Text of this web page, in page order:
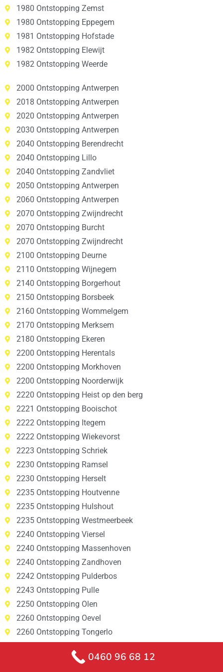
1980 Ontstopping Zemst
1980 Ontstopping Eppegem
1981 Ontstopping Hofstade
1982 Ontstopping Elewijt
1982 Ontstopping Weerde
2000 Ontstopping Antwerpen
2018 Ontstopping Antwerpen
2020 Ontstopping Antwerpen
2030 Ontstopping Antwerpen
2040 Ontstopping Berendrecht
2040 Ontstopping Lillo
2040 Ontstopping Zandvliet
2050 Ontstopping Antwerpen
2060 Ontstopping Antwerpen
2070 Ontstopping Zwijndrecht
2070 Ontstopping Burcht
2070 Ontstopping Zwijndrecht
2100 Ontstopping Deurne
2110 Ontstopping Wijnegem
2140 Ontstopping Borgerhout
2150 Ontstopping Borsbeek
2160 Ontstopping Wommelgem
2170 Ontstopping Merksem
2180 Ontstopping Ekeren
2200 Ontstopping Herentals
2200 Ontstopping Morkhoven
2200 Ontstopping Noorderwijk
2220 Ontstopping Heist op den berg
2221 Ontstopping Booischot
2222 Ontstopping Itegem
2222 Ontstopping Wiekevorst
2223 Ontstopping Schriek
2230 Ontstopping Ramsel
2230 Ontstopping Herselt
2235 Ontstopping Houtvenne
2235 Ontstopping Hulshout
2235 Ontstopping Westmeerbeek
2240 Ontstopping Viersel
2240 Ontstopping Massenhoven
2240 Ontstopping Zandhoven
2242 Ontstopping Pulderbos
2243 Ontstopping Pulle
2250 Ontstopping Olen
2260 Ontstopping Oevel
2260 Ontstopping Tongerlo
2260 Ontstopping Zoerle-Parwijs
0460 96 68 12